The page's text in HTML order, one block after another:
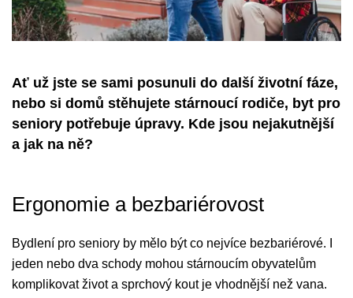
Ať už jste se sami posunuli do další životní fáze,
nebo si domů stěhujete stárnoucí rodiče, byt pro
seniory potřebuje úpravy. Kde jsou nejakutnější
a jak na ně?
Ergonomie a bezbariérovost
Bydlení pro seniory by mělo být co nejvíce bezbariérové. I
jeden nebo dva schody mohou stárnoucím obyvatelům
komplikovat život a sprchový kout je vhodnější než vana.